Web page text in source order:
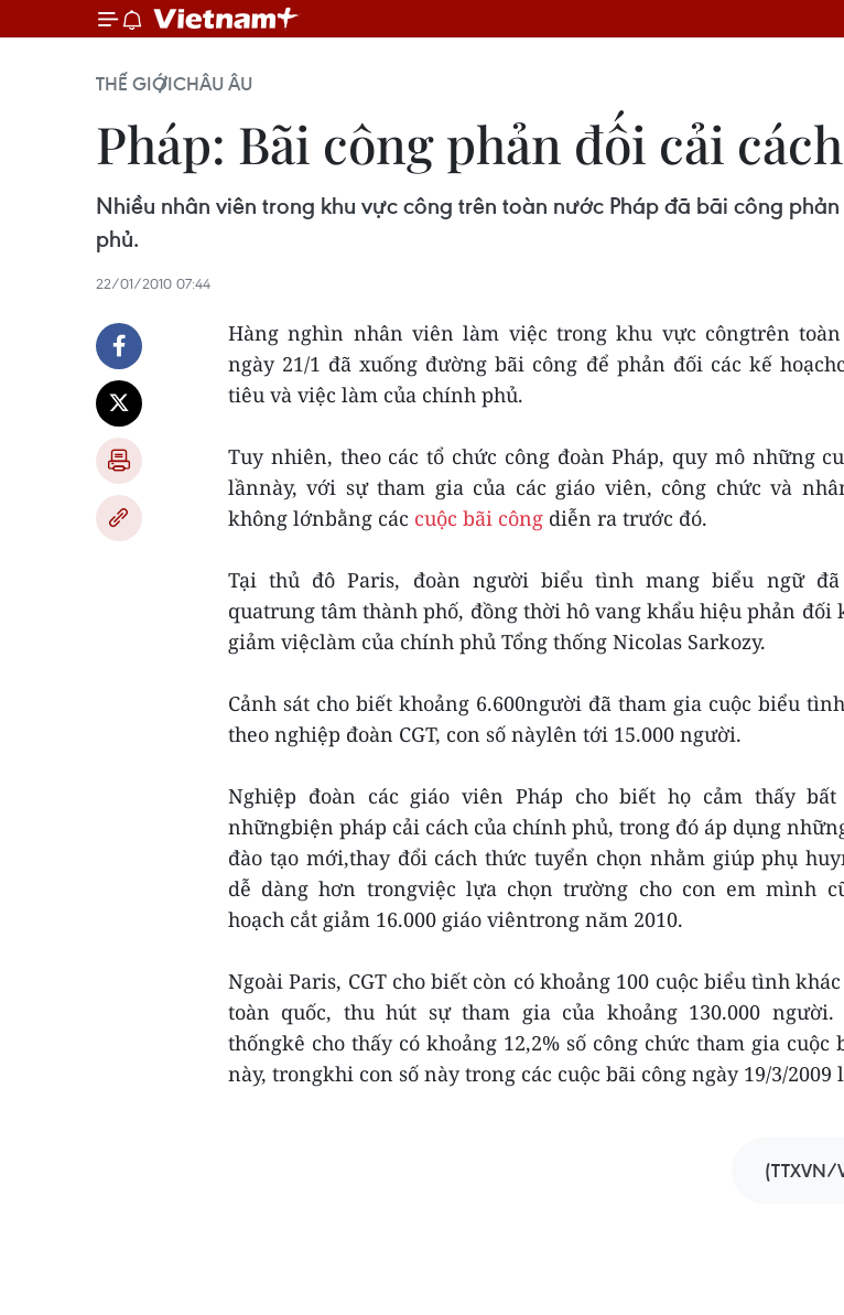
THẾ GIỚICHÂU ÂU
Pháp: Bãi công phản đối cải
Nhiều nhân viên trong khu vực công trên toàn nước Pháp đã bãi công
phủ.
22/01/2010 07:44
Hàng nghìn nhân viên làm việc trong khu vực côngtrên
ngày 21/1 đã xuống đường bãi công để phản đối các kế
tiêu và việc làm của chính phủ.
Tuy nhiên, theo các tổ chức công đoàn Pháp, quy mô những
lầnnày, với sự tham gia của các giáo viên, công chức và
không lớnbằng các cuộc bãi công diễn ra trước đó.
Tại thủ đô Paris, đoàn người biểu tình mang biểu ngữ
quatrung tâm thành phố, đồng thời hô vang khẩu hiệu phản đối
giảm việclàm của chính phủ Tổng thống Nicolas Sarkozy.
Cảnh sát cho biết khoảng 6.600người đã tham gia cuộc biểu
theo nghiệp đoàn CGT, con số nàylên tới 15.000 người.
Nghiệp đoàn các giáo viên Pháp cho biết họ cảm thấy
nhữngbiện pháp cải cách của chính phủ, trong đó áp dụng
đào tạo mới,thay đổi cách thức tuyển chọn nhằm giúp phụ
dễ dàng hơn trongviệc lựa chọn trường cho con em mình
hoạch cắt giảm 16.000 giáo viêntrong năm 2010.
Ngoài Paris, CGT cho biết còn có khoảng 100 cuộc biểu tình
toàn quốc, thu hút sự tham gia của khoảng 130.000 người.
thốngkê cho thấy có khoảng 12,2% số công chức tham gia cuộc
này, trongkhi con số này trong các cuộc bãi công ngày 19/3/2009
(TTXVN/